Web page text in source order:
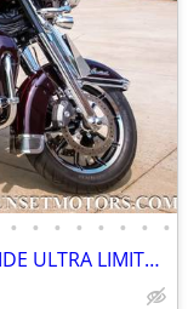
• • • • • • • •
2014 HARLEY DAVIDSON ELECTRA GLIDE ULTRA LIMITED 12K MILES SEE VIDEO